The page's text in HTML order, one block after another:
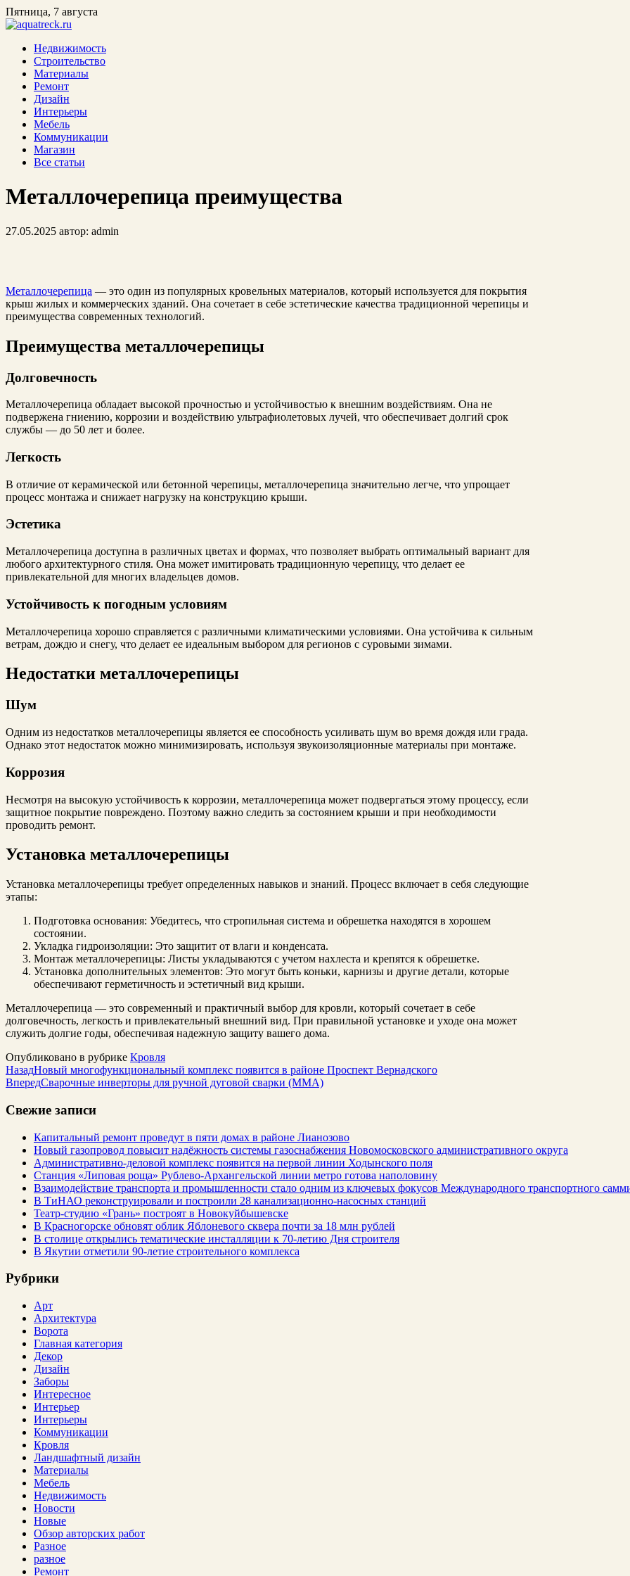
Пятница, 7 августа
Недвижимость
Строительство
Материалы
Ремонт
Дизайн
Интерьеры
Мебель
Коммуникации
Магазин
Все статьи
Металлочерепица преимущества
27.05.2025 автор: admin
Металлочерепица — это один из популярных кровельных материалов, который используется для покрытия
крыш жилых и коммерческих зданий. Она сочетает в себе эстетические качества традиционной черепицы и
преимущества современных технологий.
Преимущества металлочерепицы
Долговечность
Металлочерепица обладает высокой прочностью и устойчивостью к внешним воздействиям. Она не
подвержена гниению, коррозии и воздействию ультрафиолетовых лучей, что обеспечивает долгий срок
службы — до 50 лет и более.
Легкость
В отличие от керамической или бетонной черепицы, металлочерепица значительно легче, что упрощает
процесс монтажа и снижает нагрузку на конструкцию крыши.
Эстетика
Металлочерепица доступна в различных цветах и формах, что позволяет выбрать оптимальный вариант для
любого архитектурного стиля. Она может имитировать традиционную черепицу, что делает ее
привлекательной для многих владельцев домов.
Устойчивость к погодным условиям
Металлочерепица хорошо справляется с различными климатическими условиями. Она устойчива к сильным
ветрам, дождю и снегу, что делает ее идеальным выбором для регионов с суровыми зимами.
Недостатки металлочерепицы
Шум
Одним из недостатков металлочерепицы является ее способность усиливать шум во время дождя или града.
Однако этот недостаток можно минимизировать, используя звукоизоляционные материалы при монтаже.
Коррозия
Несмотря на высокую устойчивость к коррозии, металлочерепица может подвергаться этому процессу, если
защитное покрытие повреждено. Поэтому важно следить за состоянием крыши и при необходимости
проводить ремонт.
Установка металлочерепицы
Установка металлочерепицы требует определенных навыков и знаний. Процесс включает в себя следующие
этапы:
Подготовка основания: Убедитесь, что стропильная система и обрешетка находятся в хорошем
состоянии.
Укладка гидроизоляции: Это защитит от влаги и конденсата.
Монтаж металлочерепицы: Листы укладываются с учетом нахлеста и крепятся к обрешетке.
Установка дополнительных элементов: Это могут быть коньки, карнизы и другие детали, которые
обеспечивают герметичность и эстетичный вид крыши.
Металлочерепица — это современный и практичный выбор для кровли, который сочетает в себе
долговечность, легкость и привлекательный внешний вид. При правильной установке и уходе она может
служить долгие годы, обеспечивая надежную защиту вашего дома.
Опубликовано в рубрике Кровля
НазадНовый многофункциональный комплекс появится в районе Проспект Вернадского
ВпередСварочные инверторы для ручной дуговой сварки (MMA)
Свежие записи
Капитальный ремонт проведут в пяти домах в районе Лианозово
Новый газопровод повысит надёжность системы газоснабжения Новомосковского административного округа
Административно-деловой комплекс появится на первой линии Ходынского поля
Станция «Липовая роща» Рублево-Архангельской линии метро готова наполовину
Взаимодействие транспорта и промышленности стало одним из ключевых фокусов Международного транспортного
В ТиНАО реконструировали и построили 28 канализационно-насосных станций
Театр-студию «Грань» построят в Новокуйбышевске
В Красногорске обновят облик Яблоневого сквера почти за 18 млн рублей
В столице открылись тематические инсталляции к 70-летию Дня строителя
В Якутии отметили 90-летие строительного комплекса
Рубрики
Арт
Архитектура
Ворота
Главная категория
Декор
Дизайн
Заборы
Интересное
Интерьер
Интерьеры
Коммуникации
Кровля
Ландшафтный дизайн
Материалы
Мебель
Недвижимость
Новости
Новые
Обзор авторских работ
Разное
разное
Ремонт